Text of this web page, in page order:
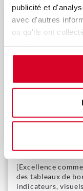
publicité et
avec d'autres
ou qu'ils ont
[Excellence
maîtriser la
Dashboard
[Excellence
des tableaux de
indicateurs,